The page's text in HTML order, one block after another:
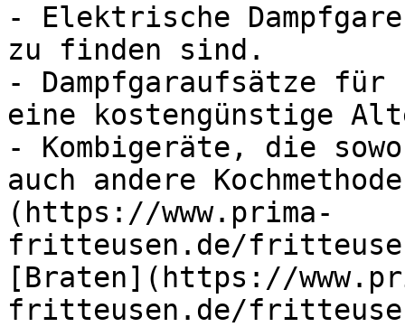
- Elektrische
zu finden sind.
- Dampfgaraufsätze für
eine kostengünstige
- Kombigeräte, die
auch andere
(https://www.prima-
fritteusen.de/
[Braten](https://
fritteusen.de/